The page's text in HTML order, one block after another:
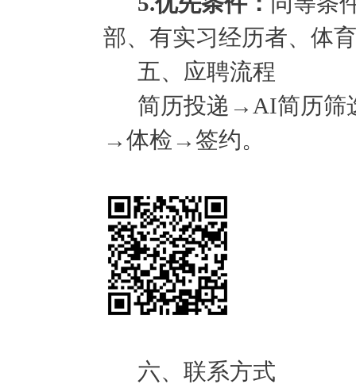
部、有实习经历者、体
五、应聘流程
简历投递 →AI简历筛
→体检→签约。
六、联系方式